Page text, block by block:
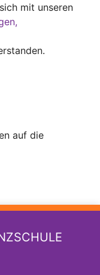
mit unseren
auf die